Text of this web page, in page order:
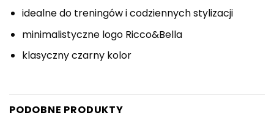
idealne do treningów i codziennych stylizacji
minimalistyczne logo Ricco&Bella
klasyczny czarny kolor
PODOBNE PRODUKTY